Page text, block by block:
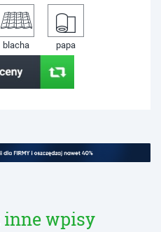
blacha papa
inne wpisy